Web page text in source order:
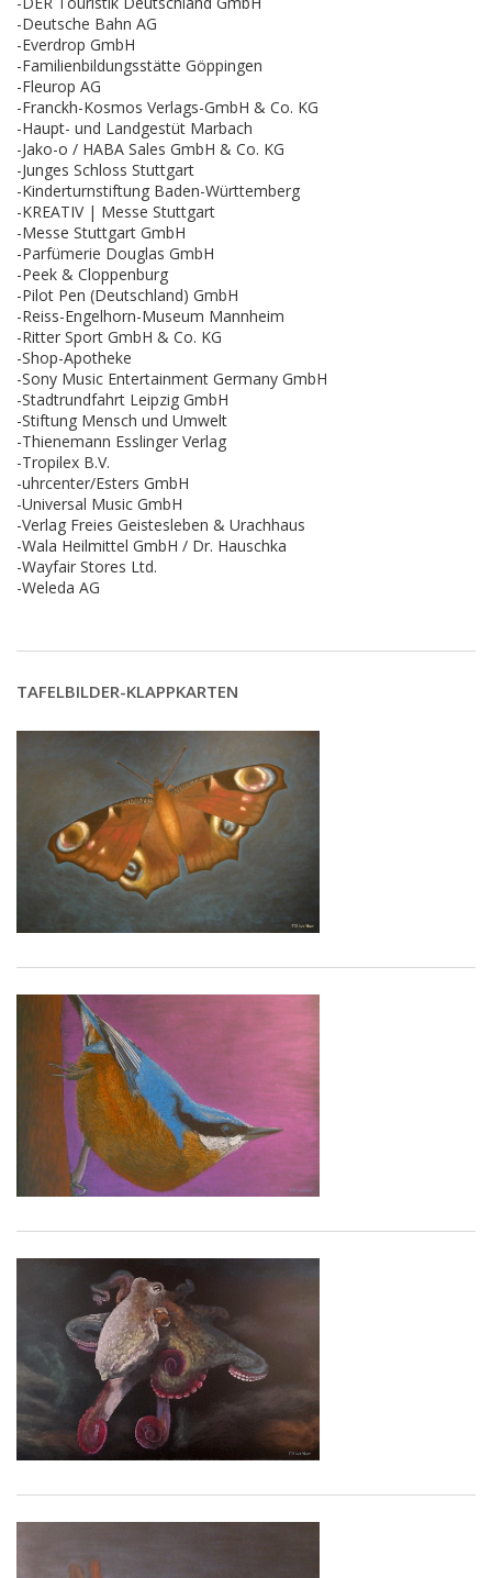
-Deutsche Bahn AG
-Everdrop GmbH
-Familienbildungsstätte Göppingen
-Fleurop AG
-Franckh-Kosmos Verlags-GmbH & Co. KG
-Haupt- und Landgestüt Marbach
-Jako-o / HABA Sales GmbH & Co. KG
-Junges Schloss Stuttgart
-Kinderturnstiftung Baden-Württemberg
-KREATIV | Messe Stuttgart
-Messe Stuttgart GmbH
-Parfümerie Douglas GmbH
-Peek & Cloppenburg
-Pilot Pen (Deutschland) GmbH
-Reiss-Engelhorn-Museum Mannheim
-Ritter Sport GmbH & Co. KG
-Shop-Apotheke
-Sony Music Entertainment Germany GmbH
-Stadtrundfahrt Leipzig GmbH
-Stiftung Mensch und Umwelt
-Thienemann Esslinger Verlag
-Tropilex B.V.
-uhrcenter/Esters GmbH
-Universal Music GmbH
-Verlag Freies Geistesleben & Urachhaus
-Wala Heilmittel GmbH / Dr. Hauschka
-Wayfair Stores Ltd.
-Weleda AG
TAFELBILDER-KLAPPKARTEN